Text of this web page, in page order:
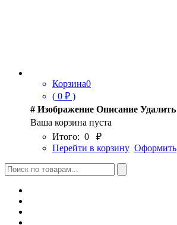
Корзина0
( 0 ₽ )
# Изображение Описание Удалить
Ваша корзина пуста
Итого: 0
₽
Перейти в корзину Оформить